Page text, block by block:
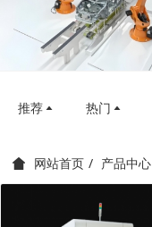
推荐 热门
网站首页 产品中心